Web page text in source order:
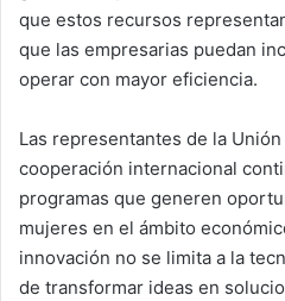
que estos recursos
que las empresarias puedan
operar con mayor eficiencia.
Las representantes de la
cooperación internacional
programas que generen
mujeres en el ámbito
innovación no se limita a la
de transformar ideas en